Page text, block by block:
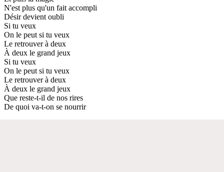
N'est plus qu'un fait accompli
Désir devient oubli
Si tu veux
On le peut si tu veux
Le retrouver à deux
À deux le grand jeux
Si tu veux
On le peut si tu veux
Le retrouver à deux
À deux le grand jeux
Que reste-t-il de nos rires
De quoi va-t-on se nourrir